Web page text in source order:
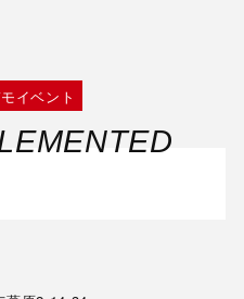
イベント